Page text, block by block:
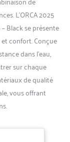
L’ORCA 2025
Black se présente
confort. Conçue
dans l’eau,
sur chaque
de qualité
vous offrant